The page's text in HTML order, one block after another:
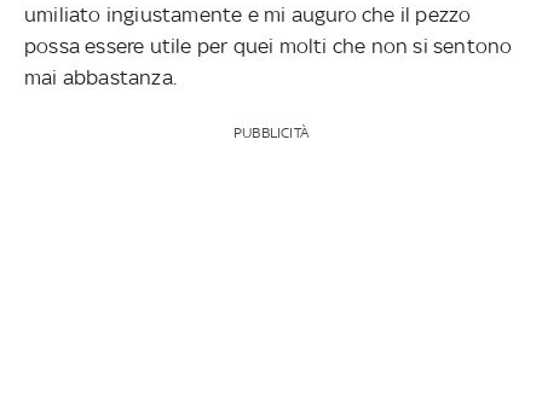
umiliato ingiustamente e mi auguro che il pezzo
possa essere utile per quei molti che non si sentono
mai abbastanza.
PUBBLICITÀ